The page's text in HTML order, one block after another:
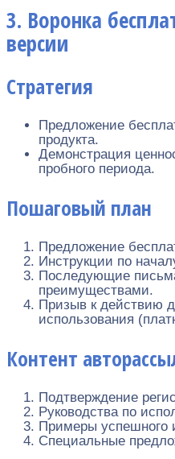
3. Воронка
версии
Стратегия
Предложение
продукта.
Демонстрация
пробного периода.
Пошаговый план
Предложение
Инструкции по
Последующие
преимуществами.
Призыв к действию
использования
Контент
Подтверждение
Руководства по
Примеры успешного
Специальные